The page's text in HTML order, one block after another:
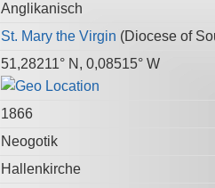
Anglikanisch
St. Mary the Virgin (Diocese of
51,28211° N, 0,08515° W
1866
Neogotik
Hallenkirche